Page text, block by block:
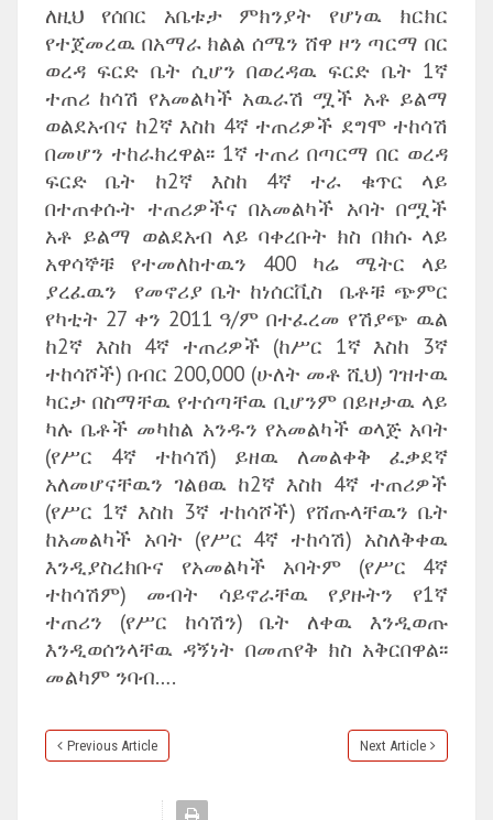
ለዚህ የሰበር አቤቱታ ምክንያት የሆነዉ ክርክር
የተጀመረዉ በአማራ ክልል ሰሜን ሸዋ ዞን ጣርማ በር
ወረዳ ፍርድ ቤት ሲሆን በወረዳዉ ፍርድ ቤት 1ኛ
ተጠሪ ከሳሽ የአመልካች አዉራሽ ሟች አቶ ይልማ
ወልደአብና ከ2ኛ እስከ 4ኛ ተጠሪዎች ደግሞ ተከሳሽ
በመሆን ተከራክረዋል፡፡ 1ኛ ተጠሪ በጣርማ በር ወረዳ
ፍርድ ቤት ከ2ኛ እስከ 4ኛ ተራ ቁጥር ላይ
በተጠቀሱት ተጠሪዎችና በአመልካች አባት በሟች
አቶ ይልማ ወልደአብ ላይ ባቀረቡት ክስ በክሱ ላይ
አዋሳኞቹ የተመለከተዉን 400 ካሬ ሜትር ላይ
ያረፈዉን የመኖሪያ ቤት ከነሰርቪስ ቤቶቹ ጭምር
የካቲት 27 ቀን 2011 ዓ/ም በተፈረመ የሽያጭ ዉል
ከ2ኛ እስከ 4ኛ ተጠሪዎች (ከሥር 1ኛ እስከ 3ኛ
ተከሳሾች) በብር 200,000 (ሁለት መቶ ሺህ) ገዝተዉ
ካርታ በስማቸዉ የተሰጣቸዉ ቢሆንም በይዞታዉ ላይ
ካሉ ቤቶች መካከል አንዱን የአመልካች ወላጅ አባት
(የሥር 4ኛ ተከሳሽ) ይዘዉ ለመልቀቅ ፈቃደኛ
አለመሆናቸዉን ገልፀዉ ከ2ኛ እስከ 4ኛ ተጠሪዎች
(የሥር 1ኛ እስከ 3ኛ ተከሳሾች) የሸጡላቸዉን ቤት
ከአመልካች አባት (የሥር 4ኛ ተከሳሽ) አስለቅቀዉ
እንዲያስረክቡና የአመልካች አባትም (የሥር 4ኛ
ተከሳሽም) መብት ሳይኖራቸዉ የያዙትን የ1ኛ
ተጠሪን (የሥር ከሳሽን) ቤት ለቀዉ እንዲወጡ
እንዲወሰንላቸዉ ዳኝነት በመጠየቅ ክስ አቅርበዋል፡፡
መልካም ንባብ….
Previous Article Next Article